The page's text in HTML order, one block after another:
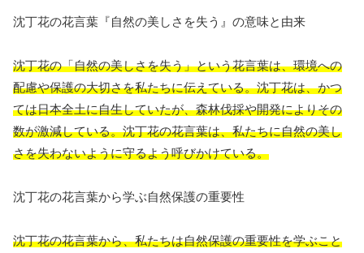
沈丁花の花言葉『自然の美しさを失う』の意味と由来
沈丁花の「自然の美しさを失う」という花言葉は、環境への
配慮や保護の大切さを私たちに伝えている。沈丁花は、かつ
ては日本全土に自生していたが、森林伐採や開発によりその
数が激減している。沈丁花の花言葉は、私たちに自然の美し
さを失わないように守るよう呼びかけている。
沈丁花の花言葉から学ぶ自然保護の重要性
沈丁花の花言葉から、私たちは自然保護の重要性を学ぶこと